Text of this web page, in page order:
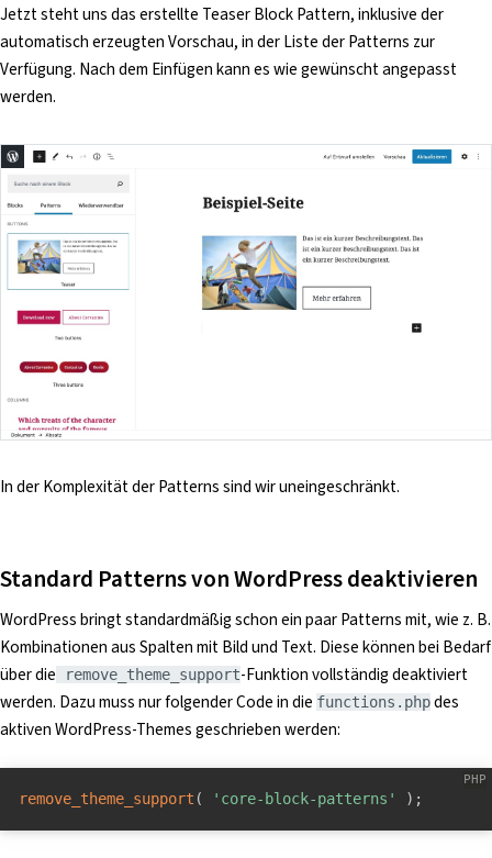
Jetzt steht uns das erstellte Teaser Block Pattern, inklusive der
automatisch erzeugten Vorschau, in der Liste der Patterns zur
Verfügung. Nach dem Einfügen kann es wie gewünscht angepasst
werden.
In der Komplexität der Patterns sind wir uneingeschränkt.
Standard Patterns von WordPress deaktivieren
WordPress bringt standardmäßig schon ein paar Patterns mit, wie z. B.
Kombinationen aus Spalten mit Bild und Text. Diese können bei Bedarf
über die remove_theme_support-Funktion vollständig deaktiviert
werden. Dazu muss nur folgender Code in die functions.phpdes
aktiven WordPress-Themes geschrieben werden:
remove_theme_support ( 'core-block-patterns' ) ;